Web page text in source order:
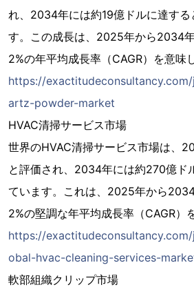
れ、2034年には約19億ドルに達する
す。この成長は、2025年から2034
2%の年平均成長率（CAGR）を意味
https://
artz-powder-market
HVAC清掃サービス市場
世界のHVAC清掃サービス市場は、
と評価され、2034年には約270億ド
ています。これは、2025年から
2%の堅調な年平均成長率（CAGR）
https://
obal-hvac-cleaning-services-
軟部組織クリップ市場